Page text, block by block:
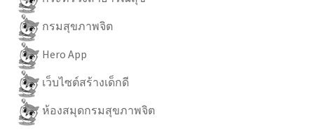
กรมสุขภาพจิต
Hero App
เว็บไซต์สร้างเด็กดี
ห้องสมุดกรมสุขภาพจิต